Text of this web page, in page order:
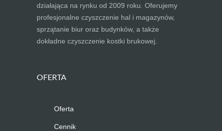
działająca na rynku od 2009 roku. Oferujemy
profesjonalne czyszczenie hal i magazynów,
sprzątanie biur oraz budynków, a także
dokładne czyszczenie kostki brukowej.
OFERTA
Oferta
Cennik